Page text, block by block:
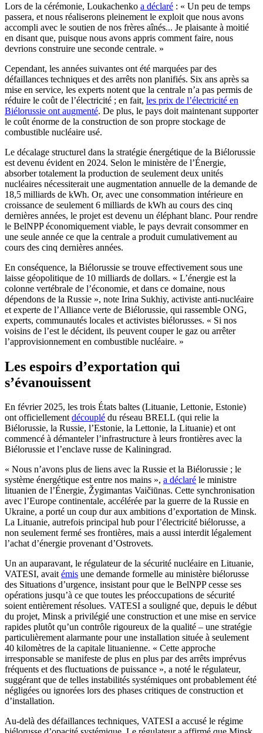
Lors de la cérémonie, Loukachenko a déclaré : « Un peu de temps
passera, et nous réaliserons pleinement le exploit que nous avons
accompli avec le soutien de nos frères aînés... Je plaisante à moitié
en disant que, puisque nous avons appris comment faire, nous
devrions construire une seconde centrale. »
Cependant, les années suivantes ont été marquées par des
défaillances techniques et des arrêts non planifiés. Six ans après sa
mise en service, les experts notent que la centrale n’a pas permis de
réduire le coût de l’électricité ; en fait, les prix de l’électricité en
Biélorussie ont augmenté. De plus, le pays doit maintenant supporter
le coût énorme de la construction de son propre stockage de
combustible nucléaire usé.
Le décalage structurel dans la stratégie énergétique de la Biélorussie
est devenu évident en 2024. Selon le ministère de l’Énergie,
absorber totalement la production de seulement deux unités
nucléaires nécessiterait une augmentation annuelle de la demande de
18,5 milliards de kWh. Or, avec une consommation intérieure en
croissance de seulement 6 milliards de kWh au cours des cinq
dernières années, le projet est devenu un éléphant blanc. Pour rendre
le BelNPP économiquement viable, le pays devrait consommer en
une seule année ce que la centrale a produit cumulativement au
cours des cinq dernières années.
En conséquence, la Biélorussie se trouve effectivement sous une
laisse géopolitique de 10 milliards de dollars. « L’énergie est la
colonne vertébrale de l’économie, et dans ce domaine, nous
dépendons de la Russie », note Irina Sukhiy, activiste anti-nucléaire
et experte de l’Alliance verte de Biélorussie, qui rassemble ONG,
experts, communautés locales et activistes biélorusses. « Si nos
voisins de l’est le décident, ils peuvent couper le gaz ou arrêter
l’approvisionnement en combustible nucléaire. »
Les espoirs d’exportation qui
s’évanouissent
En février 2025, les trois États baltes (Lituanie, Lettonie, Estonie)
ont officiellementdécouplé du réseau BRELL (qui relie la
Biélorussie, la Russie, l’Estonie, la Lettonie, la Lituanie) et ont
commencé à démanteler l’infrastructure à leurs frontières avec la
Biélorussie et l’enclave russe de Kaliningrad.
« Nous n’avons plus de liens avec la Russie et la Biélorussie ; le
système énergétique est entre nos mains », a déclaré le ministre
lituanien de l’Énergie, Žygimantas Vaičiūnas. Cette synchronisation
avec l’Europe continentale, accélérée par la guerre de la Russie en
Ukraine, a porté un coup dur aux ambitions d’exportation de Minsk.
La Lituanie, autrefois principal hub pour l’électricité biélorusse, a
non seulement fermé ses frontières, mais a aussi interdit légalement
l’achat d’énergie provenant d’Ostrovets.
Un an auparavant, le régulateur de la sécurité nucléaire en Lituanie,
VATESI, avaitémis une demande formelle au ministère biélorusse
des Situations d’urgence, insistant pour que le BelNPP cesse ses
opérations jusqu’à ce que toutes les préoccupations de sécurité
soient entièrement résolues. VATESI a souligné que, depuis le début
du projet, Minsk a privilégié une construction et une mise en service
rapides plutôt qu’un contrôle rigoureux de la qualité – une stratégie
particulièrement alarmante pour une installation située à seulement
40 kilomètres de la capitale lituanienne. « Cette approche
irresponsable se manifeste de plus en plus par des arrêts imprévus
fréquents et des fluctuations de puissance », a noté le régulateur,
suggérant que de telles instabilités systémiques ont probablement été
négligées ou ignorées lors des phases critiques de construction et
d’installation.
Au-delà des défaillances techniques, VATESI a accusé le régime